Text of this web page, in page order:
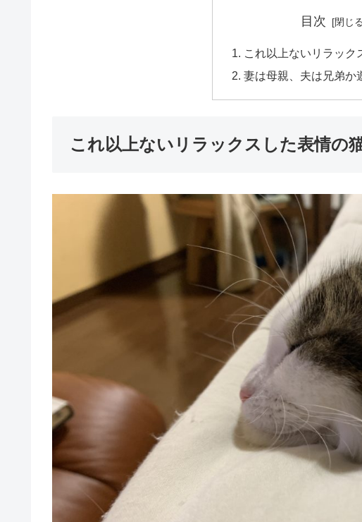
目次
これ以上ないリラック
妻は母親、夫は兄弟か
これ以上ないリラックスした表情の